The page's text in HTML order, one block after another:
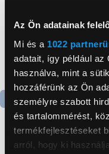
Az Ön adatainak
Mi és a 1022
adatait, így például az
használva, mint a
hozzáférünk az Ön
személyre szabott
és tartalommérést,
termékfejlesztéseket
arról, hogy ki
Termék adatlap